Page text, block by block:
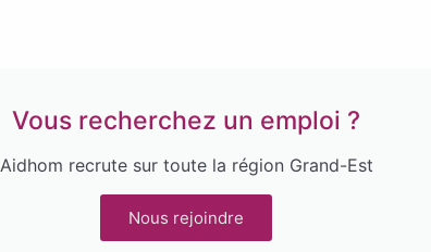
Vous recherchez un emploi ?
Aidhom recrute sur toute la région Grand-Est
Nous rejoindre